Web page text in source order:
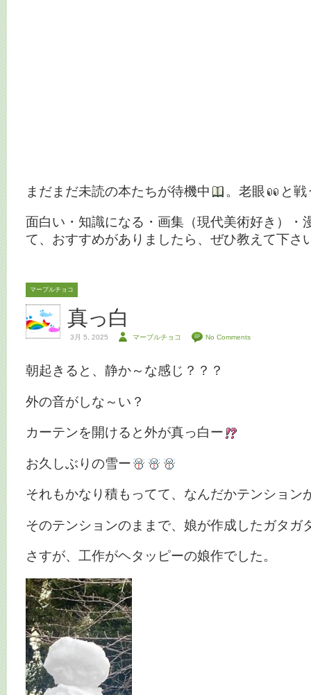
まだまだ未読の本たちが待機中 。老眼 と
面白い・知識になる・画集（現代美術好き）・
て、おすすめがありましたら、ぜひ教えて下さ
マーブルチョコ
真っ白
3月 5, 2025 マーブルチョコ No Comments
朝起きると、静か～な感じ？？？
外の音がしな～い？
カーテンを開けると外が真っ白ー
お久しぶりの雪ー
それもかなり積もってて、なんだかテンション
そのテンションのままで、娘が作成したガタガ
さすが、工作がヘタッピーの娘作でした。